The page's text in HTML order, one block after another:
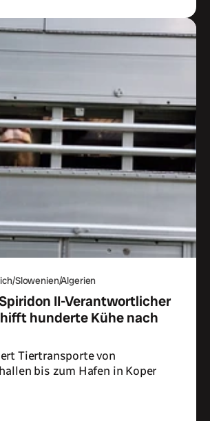
Slowenien/Algerien
II-Verantwortlicher
hunderte Kühe nach
Tiertransporte von
bis zum Hafen in Koper